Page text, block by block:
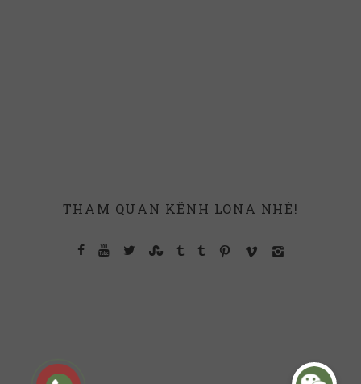
THAM QUAN KÊNH LONA NHÉ!